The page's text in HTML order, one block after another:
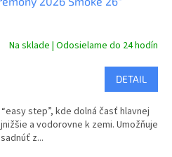
A
R
M
O
Na sklade | Odosielame do 24 hodín
DETAIL
step”, kde dolná časť hlavnej
a vodorovne k zemi. Umožňuje
z...